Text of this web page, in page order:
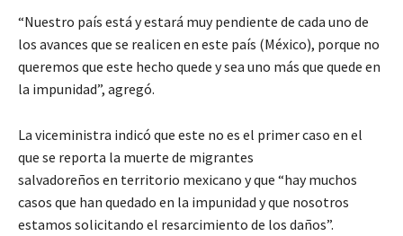
“Nuestro país está y estará muy pendiente de cada uno de
los avances que se realicen en este país (México), porque no
queremos que este hecho quede y sea uno más que quede en
la impunidad”, agregó.
La viceministra indicó que este no es el primer caso en el
que se reporta la muerte de migrantes
salvadoreños en territorio mexicano y que “hay muchos
casos que han quedado en la impunidad y que nosotros
estamos solicitando el resarcimiento de los daños”.